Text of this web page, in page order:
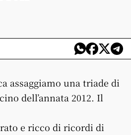
assaggiamo una triade di
dell’annata 2012. Il
e ricco di ricordi di